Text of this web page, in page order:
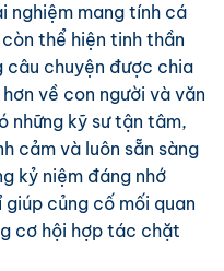
nghiệm mang tính cá
thể hiện tinh thần
câu chuyện được chia
về con người và văn
những kỹ sư tận tâm,
cảm và luôn sẵn sàng
kỷ niệm đáng nhớ
củng cố mối quan
cơ hội hợp tác chặt